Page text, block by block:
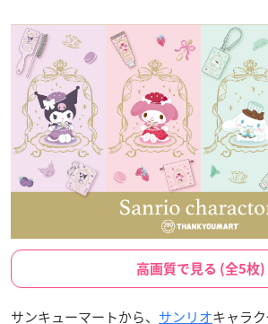
高画質で見る (全5枚)
サンキューマートから、 サンリオキャラ